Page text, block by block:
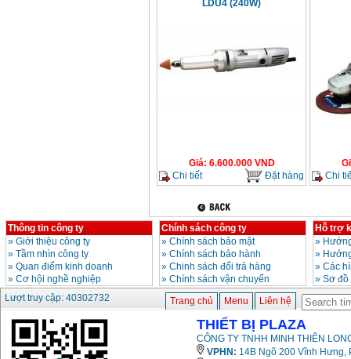
LDU4 (240W)
Giá: 6.600.000VND
Chi tiết
Đặt hàng
Chi
Thông tin công ty
» Giới thiệu công ty
» Tầm nhìn công ty
» Quan điểm kinh doanh
» Cơ hội nghề nghiệp
Chính sách công ty
» Chính sách bảo mật
» Chính sách bảo hành
» Chinh sách đổi trả hàng
» Chính sách vận chuyển
Hỗ trợ
»
»
» Các
» Sơ
Lượt truy cập: 40302732
Trang chủ Menu Liên hệ
THIẾT BỊ PLAZA
CÔNG TY TNHH MINH THIÊN
VPHN: 14B Ngõ 200 Vĩnh Hưng,